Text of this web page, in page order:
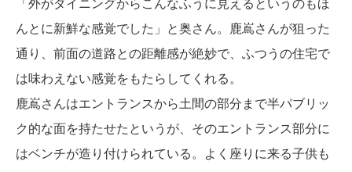
「外がダイニングからこんなふうに見えるというのもほ
んとに新鮮な感覚でした」と奥さん。鹿嶌さんが狙った
通り、前面の道路との距離感が絶妙で、ふつうの住宅で
は味わえない感覚をもたらしてくれる。
鹿嶌さんはエントランスから土間の部分まで半パブリッ
ク的な面を持たせたというが、そのエントランス部分に
はベンチが造り付けられている。よく座りに来る子供も